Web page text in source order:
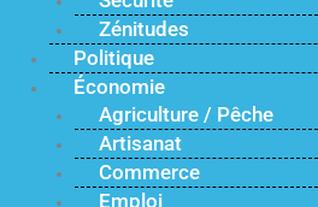
Zénitudes
Politique
Économie
Agriculture / Pêche
Artisanat
Commerce
Emploi